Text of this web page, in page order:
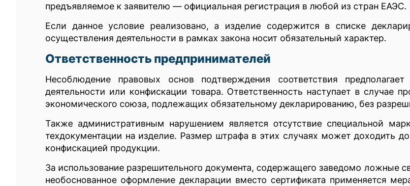
предъявляемое к заявителю — официальная регистрация в любой из стран ЕАЭС.
Если данное условие реализовано, а изделие содержится в списке
осуществления деятельности в рамках закона носит обязательный характер.
Ответственность предпринимателей
Несоблюдение правовых основ подтверждения соответствия
деятельности или конфискации товара. Ответственность наступает в случае
экономического союза, подлежащих обязательному декларированию, без
Также административным нарушением является отсутствие специальной
техдокументации на изделие. Размер штрафа в этих случаях может доходить
конфискацией продукции.
За использование разрешительного документа, содержащего заведомо ложные
необоснованное оформление декларации вместо сертификата применяется